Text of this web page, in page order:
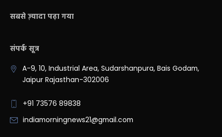
सबसे ज़्यादा पढ़ा गया
संपर्क सूत्र
A-9, 10, Industrial Area, Sudarshanpura, Bais Godam,
Jaipur Rajasthan-302006
+91 73576 89838
indiamorningnews21@gmail.com